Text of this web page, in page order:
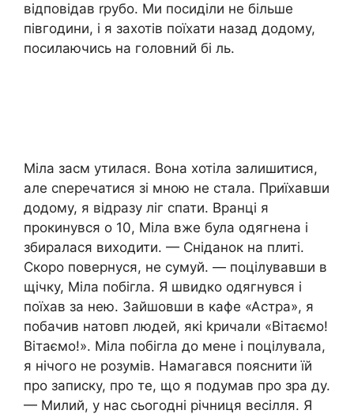
відповідав rрубо. Ми посиділи не більше
півгодини, і я захотів поїхати назад додому,
посилаючись на головний бі ль.
Міла засм утилася. Вона хотіла залишитися,
але сnеречатися зі мною не стала. Приїхавши
додому, я відразу ліг спати. Вранці я
прокинувся о 10, Міла вже була одягнена і
збиралася виходити. — Сніданок на плиті.
Скоро повернуся, не сумуй. — поцілувавши в
щічку, Міла побігла. Я швидко одягнувся і
поїхав за нею. Зайшовши в кафе «Астра», я
побачив натовп людей, які kричали «Вітаємо!
Вітаємо!». Міла побігла до мене і поцілувала,
я нічого не розумів. Намагався пояснити їй
про записку, про те, що я подумав про зра ду.
— Милий, у нас сьогодні річниця весілля. Я